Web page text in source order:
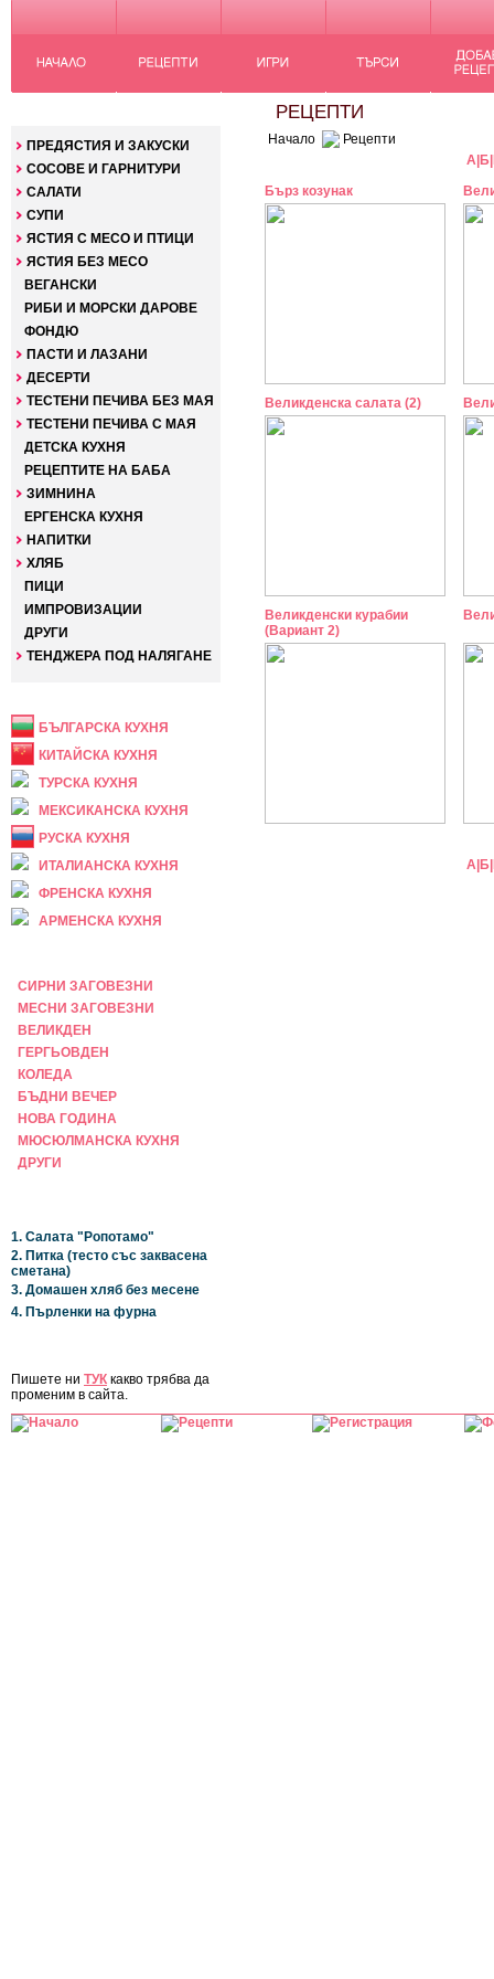
ПРЕДЯСТИЯ И ЗАКУСКИ
СОСОВЕ И ГАРНИТУРИ
САЛАТИ
СУПИ
ЯСТИЯ С МЕСО И ПТИЦИ
ЯСТИЯ БЕЗ МЕСО
ВЕГАНСКИ
РИБИ И МОРСКИ ДАРОВЕ
ФОНДЮ
ПАСТИ И ЛАЗАНИ
ДЕСЕРТИ
ТЕСТЕНИ ПЕЧИВА БЕЗ МАЯ
ТЕСТЕНИ ПЕЧИВА С МАЯ
ДЕТСКА КУХНЯ
РЕЦЕПТИТЕ НА БАБА
ЗИМНИНА
ЕРГЕНСКА КУХНЯ
НАПИТКИ
ХЛЯБ
ПИЦИ
ИМПРОВИЗАЦИИ
ДРУГИ
ТЕНДЖЕРА ПОД НАЛЯГАНЕ
БЪЛГАРСКА КУХНЯ
КИТАЙСКА КУХНЯ
ТУРСКА КУХНЯ
МЕКСИКАНСКА КУХНЯ
РУСКА КУХНЯ
ИТАЛИАНСКА КУХНЯ
ФРЕНСКА КУХНЯ
АРМЕНСКА КУХНЯ
СИРНИ ЗАГОВЕЗНИ
МЕСНИ ЗАГОВЕЗНИ
ВЕЛИКДЕН
ГЕРГЬОВДЕН
КОЛЕДА
БЪДНИ ВЕЧЕР
НОВА ГОДИНА
МЮСЮЛМАНСКА КУХНЯ
ДРУГИ
1. Салата "Ропотамо"
2. Питка (тесто със заквасена
сметана)
3. Домашен хляб без месене
4. Пърленки на фурна
Пишете ни ТУК какво трябва да
променим в сайта.
РЕЦЕПТИ
Начало
Рецепти
А Б
Бърз козунак
Великденска салата (2)
Великденски курабии
(Вариант 2)
А Б